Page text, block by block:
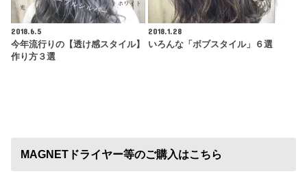
2018.6.5
今年流行りの【透け感スタイル】
作り方３選
2018.1.28
いろんな「ボブスタイル」６選
MAGNETドライヤー等のご購入はこちら